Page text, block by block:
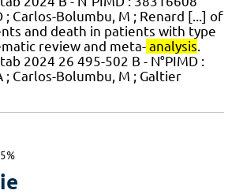
; Carlos-Bolumbu, M ; Renard [...] of
and death in patients with type
review and meta- analysis.
2024 26 495-502 B - N°PIMD :
; Carlos-Bolumbu, M ; Galtier